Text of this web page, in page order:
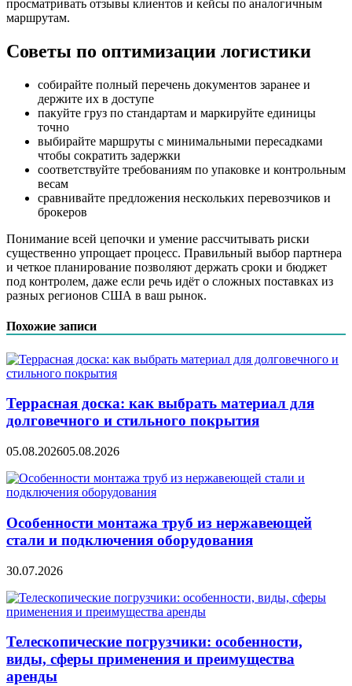
просматривать отзывы клиентов и кейсы по аналогичным
маршрутам.
Советы по оптимизации логистики
собирайте полный перечень документов заранее и
держите их в доступе
пакуйте груз по стандартам и маркируйте единицы
точно
выбирайте маршруты с минимальными пересадками
чтобы сократить задержки
соответствуйте требованиям по упаковке и контрольным
весам
сравнивайте предложения нескольких перевозчиков и
брокеров
Понимание всей цепочки и умение рассчитывать риски
существенно упрощает процесс. Правильный выбор партнера
и четкое планирование позволяют держать сроки и бюджет
под контролем, даже если речь идёт о сложных поставках из
разных регионов США в ваш рынок.
Похожие записи
Террасная доска: как выбрать материал для
долговечного и стильного покрытия
05.08.202605.08.2026
Особенности монтажа труб из нержавеющей
стали и подключения оборудования
30.07.2026
Телескопические погрузчики: особенности,
виды, сферы применения и преимущества
аренды